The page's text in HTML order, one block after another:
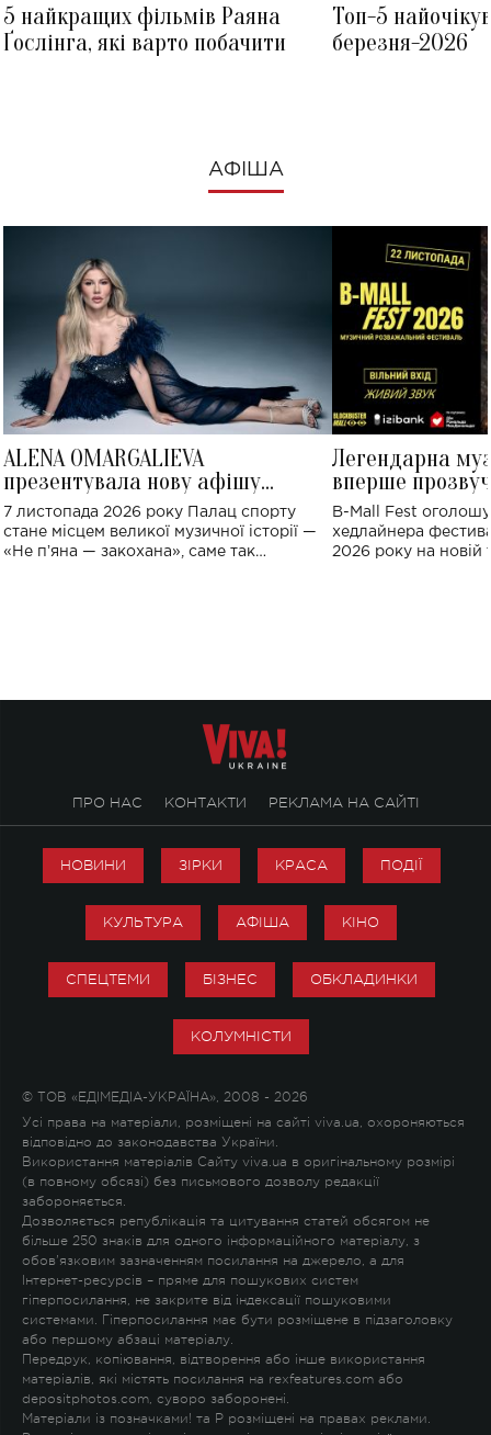
5 найкращих фільмів Раяна
Ґослінга, які варто побачити
Топ-5
березня-2026
АФІША
ALENA OMARGALIEVA
презентувала нову афішу
великого концерту в Палаці
спорту
7 листопада 2026 року Палац спорту
стане місцем великої музичної історії —
«Не пʼяна — закохана», саме так
Легендарна
вперше
Україні: де
B-Mall Fest
хедлайнера
2026 року на новій
ПРО НАС КОНТАКТИ РЕКЛАМА НА САЙТІ
НОВИНИ ЗІРКИ КРАСА ПОДІЇ
КУЛЬТУРА АФІША КІНО
СПЕЦТЕМИ БІЗНЕС ОБКЛАДИНКИ
КОЛУМНІСТИ
© ТОВ «ЕДІМЕДІА-УКРАЇНА», 2008 - 2026
Усі права на матеріали, розміщені на сайті viva.ua, охороняються
відповідно до законодавства України.
Використання матеріалів Сайту viva.ua в оригінальному розмірі
(в повному обсязі) без письмового дозволу редакції
забороняється.
Дозволяється републікація та цитування статей обсягом не
більше 250 знаків для одного інформаційного матеріалу, з
обов'язковим зазначенням посилання на джерело, а для
Інтернет-ресурсів – пряме для пошукових систем
гіперпосилання, не закрите від індексації пошуковими
системами. Гіперпосилання має бути розміщене в підзаголовку
або першому абзаці матеріалу.
Передрук, копіювання, відтворення або інше використання
матеріалів, які містять посилання на rexfeatures.com або
depositphotos.com, суворо заборонені.
Матеріали із позначками! та P розміщені на правах реклами.